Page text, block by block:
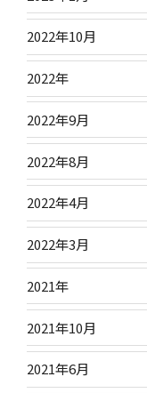
2022年10月
2022年
2022年9月
2022年8月
2022年4月
2022年3月
2021年
2021年10月
2021年6月